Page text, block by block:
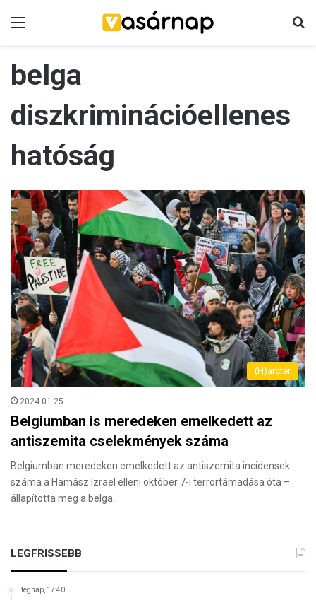
belga
diszkriminációellenes
hatóság
(H)arctér
2024.01.25.
Belgiumban is meredeken emelkedett az
antiszemita cselekmények száma
Belgiumban meredeken emelkedett az antiszemita incidensek
száma a Hamász Izrael elleni október 7-i terrortámadása óta –
állapította meg a belga…
LEGFRISSEBB
tegnap, 17:40